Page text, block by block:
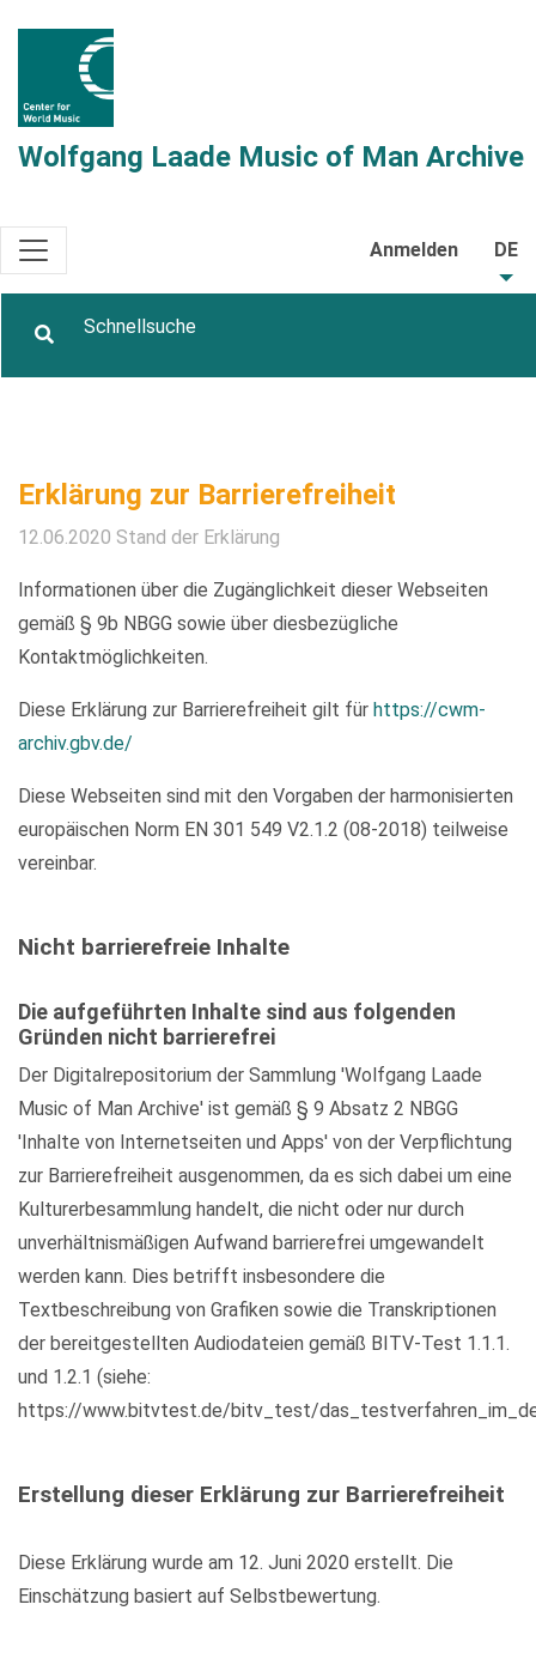
Wolfgang Laade Music of Man Archive
Anmelden DE
Erklärung zur Barrierefreiheit
12.06.2020 Stand der Erklärung
Informationen über die Zugänglichkeit dieser Webseiten
gemäß § 9b NBGG sowie über diesbezügliche
Kontaktmöglichkeiten.
Diese Erklärung zur Barrierefreiheit gilt für https://cwm-
archiv.gbv.de/
Diese Webseiten sind mit den Vorgaben der harmonisierten
europäischen Norm EN 301 549 V2.1.2 (08-2018) teilweise
vereinbar.
Nicht barrierefreie Inhalte
Die aufgeführten Inhalte sind aus folgenden
Gründen nicht barrierefrei
Der Digitalrepositorium der Sammlung 'Wolfgang Laade
Music of Man Archive' ist gemäß § 9 Absatz 2 NBGG
'Inhalte von Internetseiten und Apps' von der Verpflichtung
zur Barrierefreiheit ausgenommen, da es sich dabei um eine
Kulturerbesammlung handelt, die nicht oder nur durch
unverhältnismäßigen Aufwand barrierefrei umgewandelt
werden kann. Dies betrifft insbesondere die
Textbeschreibung von Grafiken sowie die Transkriptionen
der bereitgestellten Audiodateien gemäß BITV-Test 1.1.1.
und 1.2.1 (siehe:
https://www.bitvtest.de/bitv_test/
Erstellung dieser Erklärung zur Barrierefreiheit
Diese Erklärung wurde am 12. Juni 2020 erstellt. Die
Einschätzung basiert auf Selbstbewertung.